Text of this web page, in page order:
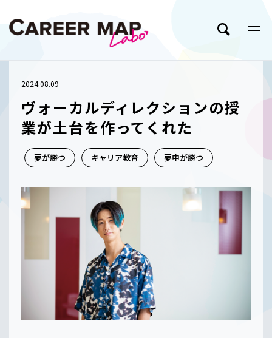
2024.08.09
ヴォーカルディレクションの授
業が土台を作ってくれた
夢が勝つ キャリア教育 夢中が勝つ